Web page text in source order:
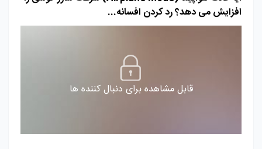
افزایش می دهد؟ رد کردن افسانه...
قابل مشاهده برای دنبال کننده ها